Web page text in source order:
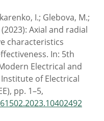
I.; Glebova, M.;
Axial and radial
characteristics
In: 5th
Electrical and
of Electrical
pp. 1–5,